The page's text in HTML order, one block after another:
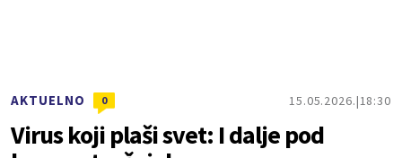
AKTUELNO 0 15.05.2026. 18:30
Virus koji plaši svet: I dalje pod